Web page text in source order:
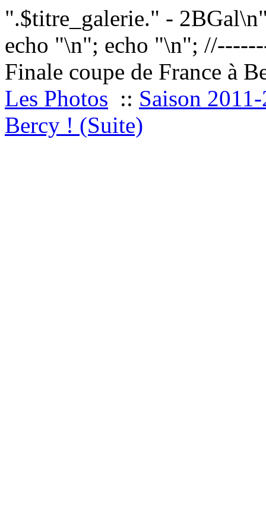
".$titre_galerie." -
echo "\n"; echo "\n";
Finale coupe de France à
Les Photos :: Saison
Bercy ! (Suite)